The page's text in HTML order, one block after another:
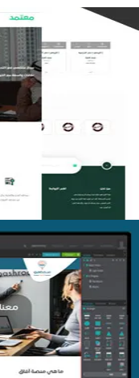
تصميم